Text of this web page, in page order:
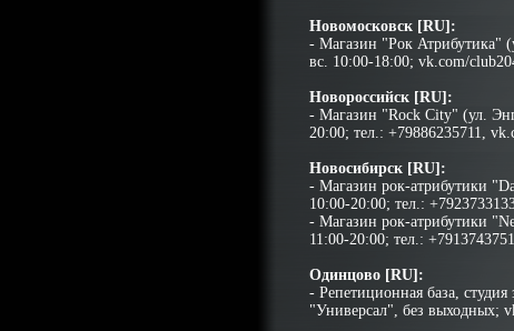
Новомосковск [RU]:
- Магазин "Рок Атрибутика"
вс. 10:00-18:00; vk.com/
Новороссийск [RU]:
- Магазин "Rock City" (ул.
20:00; тел.: +79886235711,
Новосибирск [RU]:
- Магазин рок-атрибутики
10:00-20:00; тел.:
- Магазин рок-атрибутики
11:00-20:00; тел.:
Одинцово [RU]:
- Репетиционная база,
"Универсал", без выходных;